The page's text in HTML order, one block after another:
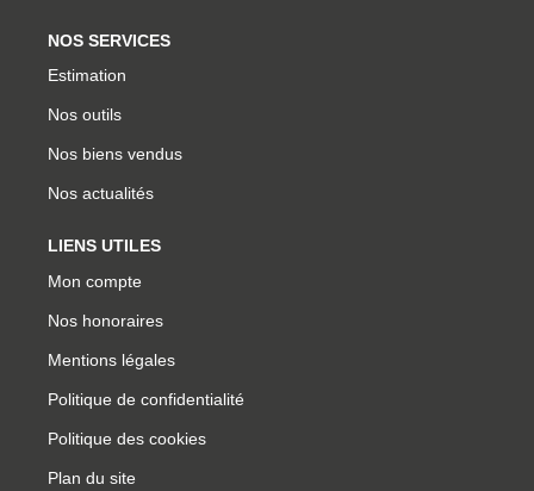
NOS SERVICES
Estimation
Nos outils
Nos biens vendus
Nos actualités
LIENS UTILES
Mon compte
Nos honoraires
Mentions légales
Politique de confidentialité
Politique des cookies
Plan du site